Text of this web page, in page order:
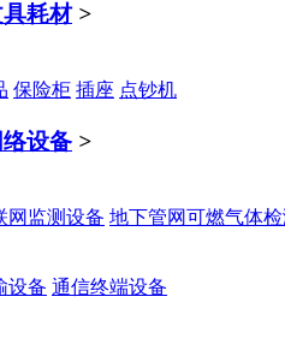
耗材 >
保险柜 插座 点钞机
设备 >
网监测设备 地下管网可燃气体
设备 通信终端设备